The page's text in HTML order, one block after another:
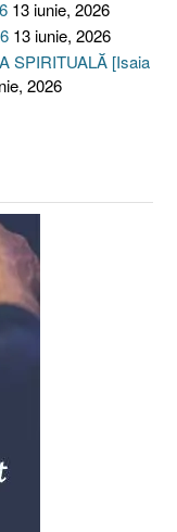
13 iunie, 2026
13 iunie, 2026
SPIRITUALĂ [Isaia
2026